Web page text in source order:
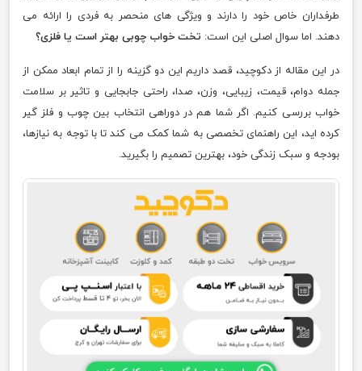
طرفداران خاص خود را دارند و ویژگی های منحصر به فردی را ارائه می
دهند. اما سوال اصلی این است: تخت خواب چوبی بهتر است یا فلزی؟
در این مقاله از دکوچید، قصد داریم این دو گزینه را از تمام ابعاد ممکن از
جمله دوام، قیمت، زیبایی، وزن، صدا، راحتی جابجایی و تاثیر بر سلامت
خواب بررسی کنیم. اگر شما هم در دوراهی انتخاب بین چوب و فلز گیر
کرده اید، این راهنمای تخصصی به شما کمک می کند تا با توجه به نیازها،
بودجه و سبک زندگی خود، بهترین تصمیم را بگیرید.